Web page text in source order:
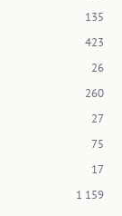
135
423
26
260
27
75
17
1 159